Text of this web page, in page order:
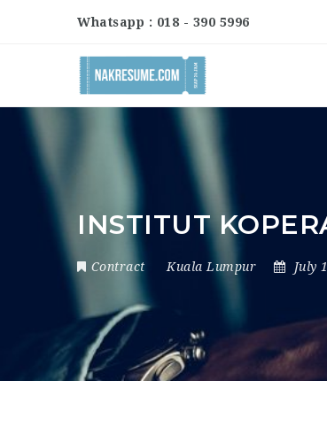
Whatsapp : 018 - 390 5996
INSTITUT
Contract Kuala Lumpur July